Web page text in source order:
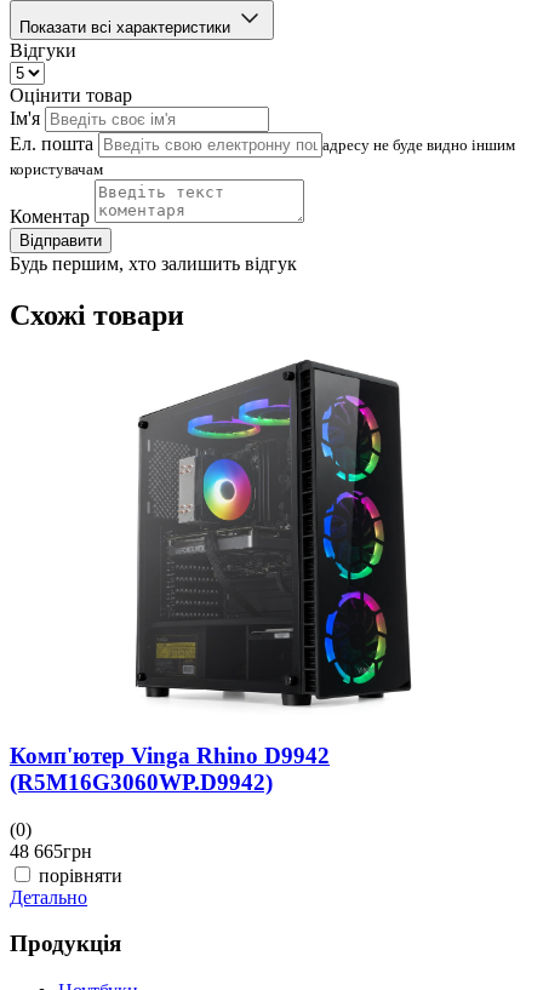
Показати всі характеристики
Відгуки
Оцінити товар
Ім'я
Ел. пошта
адресу не буде видно іншим
користувачам
Коментар
Відправити
Будь першим, хто залишить відгук
Схожі товари
Комп'ютер Vinga Rhino D9942
(R5M16G3060WP.D9942)
(0)
48 665грн
порівняти
Детально
Продукція